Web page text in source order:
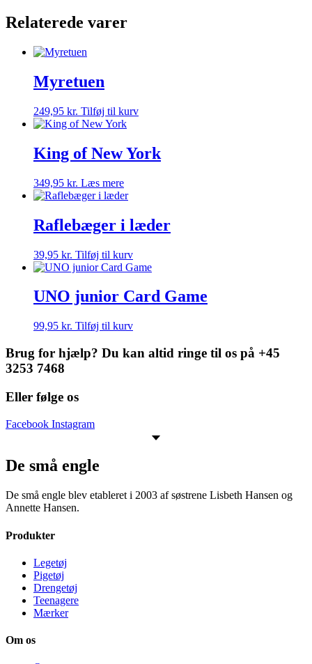
Relaterede varer
Myretuen
249,95 kr. Tilføj til kurv
King of New York
349,95 kr. Læs mere
Raflebæger i læder
39,95 kr. Tilføj til kurv
UNO junior Card Game
99,95 kr. Tilføj til kurv
Brug for hjælp? Du kan altid ringe til os på +45
3253 7468
Eller følge os
Facebook Instagram
De små engle
De små engle blev etableret i 2003 af søstrene Lisbeth Hansen og
Annette Hansen.
Produkter
Legetøj
Pigetøj
Drengetøj
Teenagere
Mærker
Om os